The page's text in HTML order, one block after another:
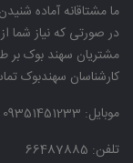
ما مشتاقانه آماده
در صورتی که نیاز
مشتریان سهند بوک بر
کارشناسان سهندبوک
موبایل:
تلفن: 66487885